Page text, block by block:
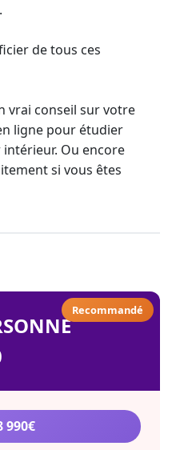
de tous ces
vrai conseil sur votre
ligne pour étudier
Ou encore
si vous êtes
Recommandé
990€